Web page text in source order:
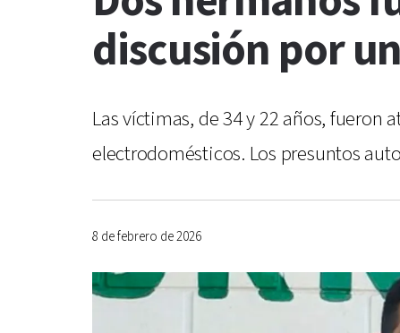
discusión por
Las víctimas, de 34 y 22 años, fueron
electrodomésticos. Los presuntos
8 de febrero de 2026